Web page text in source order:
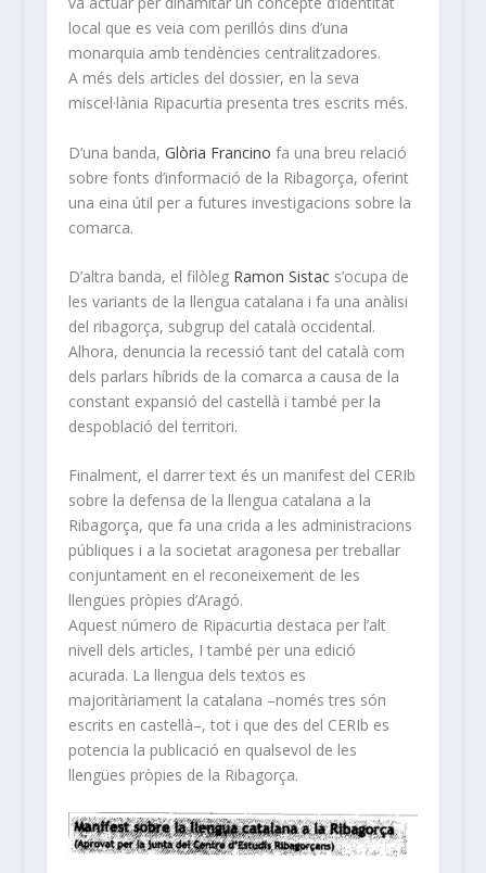
local que es veia com perillós dins d’una
monarquia amb tendències centralitzadores.
A més dels articles del dossier, en la seva
miscel·lània Ripacurtia presenta tres escrits més.
D’una banda, Glòria Francino fa una breu relació
sobre fonts d’informació de la Ribagorça, oferint
una eina útil per a futures investigacions sobre la
comarca.
D’altra banda, el filòleg Ramon Sistacs’ocupa de
les variants de la llengua catalana i fa una anàlisi
del ribagorça, subgrup del català occidental.
Alhora, denuncia la recessió tant del català com
dels parlars híbrids de la comarca a causa de la
constant expansió del castellà i també per la
despoblació del territori.
Finalment, el darrer text és un manifest del CERIb
sobre la defensa de la llengua catalana a la
Ribagorça, que fa una crida a les administracions
públiques i a la societat aragonesa per treballar
conjuntament en el reconeixement de les
llengües pròpies d’Aragó.
Aquest número de Ripacurtia destaca per l’alt
nivell dels articles, I també per una edició
acurada. La llengua dels textos es
majoritàriament la catalana –només tres són
escrits en castellà–, tot i que des del CERIb es
potencia la publicació en qualsevol de les
llengües pròpies de la Ribagorça.